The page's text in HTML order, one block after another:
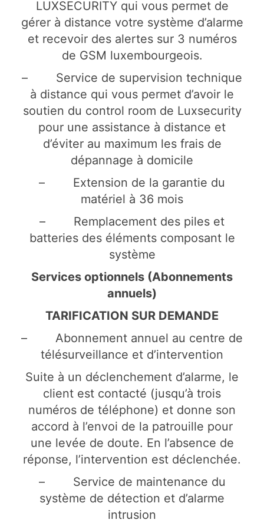
LUXSECURITY qui vous permet de
gérer à distance votre système d’alarme
et recevoir des alertes sur 3 numéros
de GSM luxembourgeois.
– Service de supervision technique
à distance qui vous permet d’avoir le
soutien du control room de Luxsecurity
pour une assistance à distance et
d’éviter au maximum les frais de
dépannage à domicile
– Extension de la garantie du
matériel à 36 mois
– Remplacement des piles et
batteries des éléments composant le
système
Services optionnels (Abonnements
annuels)
TARIFICATION SUR DEMANDE
– Abonnement annuel au centre de
télésurveillance et d’intervention
Suite à un déclenchement d’alarme, le
client est contacté (jusqu’à trois
numéros de téléphone) et donne son
accord à l’envoi de la patrouille pour
une levée de doute. En l’absence de
réponse, l’intervention est déclenchée.
– Service de maintenance du
système de détection et d’alarme
intrusion